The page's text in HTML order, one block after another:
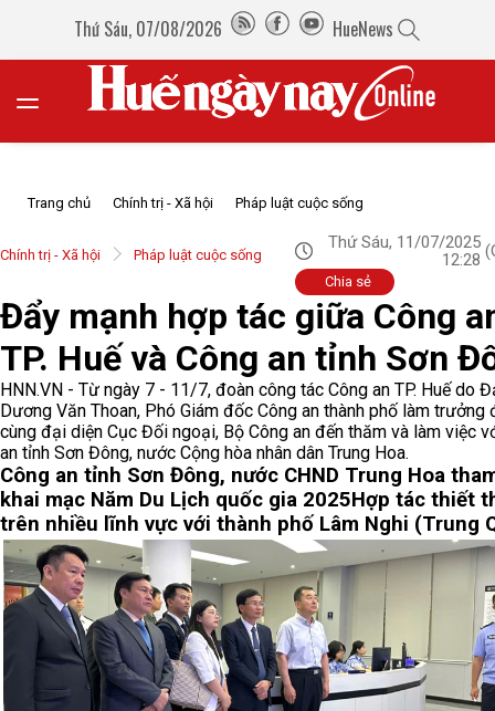
Thứ Sáu, 07/08/2026 HueNews
Trang chủ Chính trị - Xã hội Pháp luật cuộc sống
Chính trị - Xã hội Pháp luật cuộc sống
Thứ Sáu, 11/07/2025
12:28
Chia sẻ
Đẩy mạnh hợp tác giữa Công
TP. Huế và Công an tỉnh Sơn
HNN.VN - Từ ngày 7 - 11/7, đoàn công tác Công an TP. Huế do
Dương Văn Thoan, Phó Giám đốc Công an thành phố làm trưởng
cùng đại diện Cục Đối ngoại, Bộ Công an đến thăm và làm việc
an tỉnh Sơn Đông, nước Cộng hòa nhân dân Trung Hoa.
Công an tỉnh Sơn Đông, nước CHND Trung Hoa
khai mạc Năm Du Lịch quốc gia 2025Hợp tác thiết
trên nhiều lĩnh vực với thành phố Lâm Nghi (Trung